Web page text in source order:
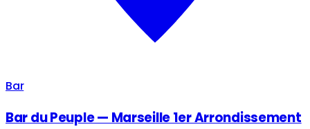
Bar
Bar du Peuple — Marseille 1er Arrondissement